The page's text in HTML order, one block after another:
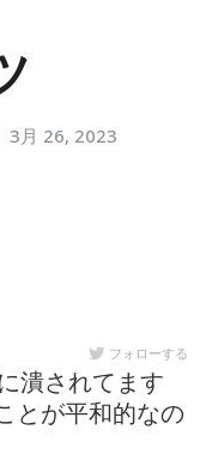
3月 26, 2023
フォローする
潰されてます
とが平和的なの